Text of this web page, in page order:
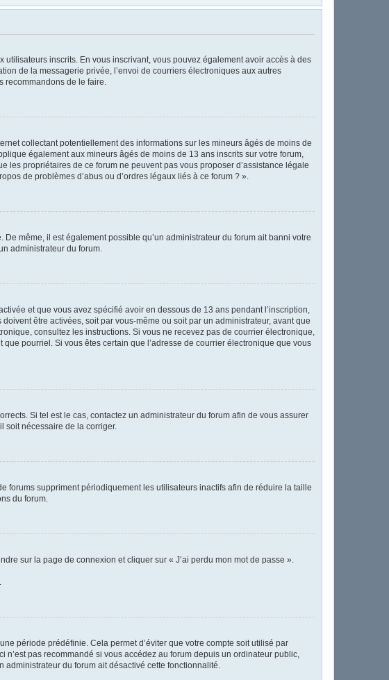
inscrits. En vous inscrivant, vous pouvez également avoir accès à des
de la messagerie privée, l’envoi de courriers électroniques aux autres
recommandons de le faire.
collectant potentiellement des informations sur les mineurs âgés de moins de
également aux mineurs âgés de moins de 13 ans inscrits sur votre forum,
propriétaires de ce forum ne peuvent pas vous proposer d’assistance légale
de problèmes d’abus ou d’ordres légaux liés à ce forum ? ».
même, il est également possible qu’un administrateur du forum ait banni votre
administrateur du forum.
et que vous avez spécifié avoir en dessous de 13 ans pendant l’inscription,
être activées, soit par vous-même ou soit par un administrateur, avant que
consultez les instructions. Si vous ne recevez pas de courrier électronique,
pourriel. Si vous êtes certain que l’adresse de courrier électronique que vous
Si tel est le cas, contactez un administrateur du forum afin de vous assurer
soit nécessaire de la corriger.
forums suppriment périodiquement les utilisateurs inactifs afin de réduire la taille
du forum.
sur la page de connexion et cliquer sur « J’ai perdu mon mot de passe ».
période prédéfinie. Cela permet d’éviter que votre compte soit utilisé par
pas recommandé si vous accédez au forum depuis un ordinateur public,
du forum ait désactivé cette fonctionnalité.